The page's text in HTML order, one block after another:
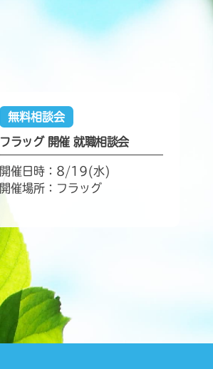
無料相談会
フラッグ 開催 就職相談会
開催日時：8/19(水)
開催場所：フラッグ